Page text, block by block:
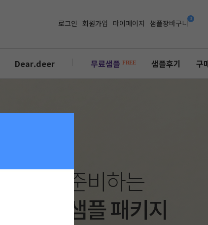
로그인 회원가입 마이페이지 샘플장바구니
Dear.deer 무료샘플 FREE 샘플후기 구